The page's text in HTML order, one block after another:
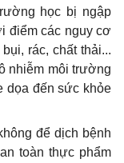
học bị ngập
điểm các nguy cơ
rác, chất thải...
nhiễm môi trường
dọa đến sức khỏe
để dịch bệnh
toàn thực phẩm